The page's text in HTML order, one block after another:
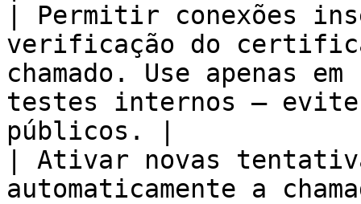
| Permitir conexões
verificação do
chamado. Use apenas
testes internos —
públicos. |
| Ativar novas
automaticamente a